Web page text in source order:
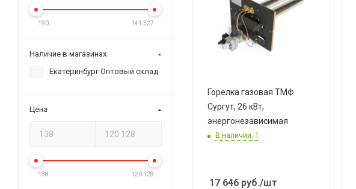
Горелка газовая ТМФ
Сургут, 26 кВт,
энергонезависимая
В наличии: 1
17 646 руб./шт
190 141 327
Наличие в магазинах
Екатеринбург Оптовый склад
Цена
138 120 128